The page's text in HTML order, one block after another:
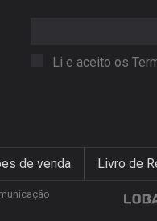
Li e aceito os
de venda Livro de